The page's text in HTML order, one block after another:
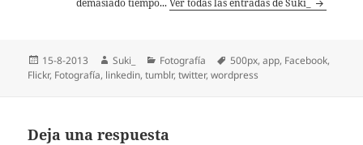
demasiado tiempo...Ver todas las entradas de Suki_
Publicado
el
15-8-2013 Autor
Suki_ Categorías
Fotografía Etiquetas
500px,app, Facebook,
Flickr, Fotografí­a, linkedin,tumblr,twitter,wordpress
Deja una respuesta